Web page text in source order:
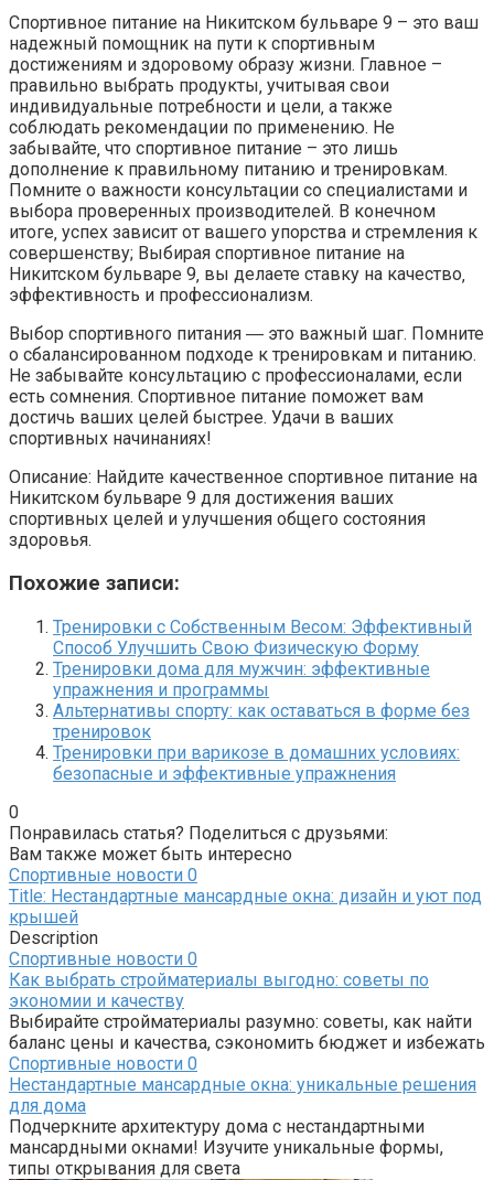
Спортивное питание на Никитском бульваре 9 – это ваш
надежный помощник на пути к спортивным
достижениям и здоровому образу жизни. Главное –
правильно выбрать продукты‚ учитывая свои
индивидуальные потребности и цели‚ а также
соблюдать рекомендации по применению. Не
забывайте‚ что спортивное питание – это лишь
дополнение к правильному питанию и тренировкам.
Помните о важности консультации со специалистами и
выбора проверенных производителей. В конечном
итоге‚ успех зависит от вашего упорства и стремления к
совершенству; Выбирая спортивное питание на
Никитском бульваре 9‚ вы делаете ставку на качество‚
эффективность и профессионализм.
Выбор спортивного питания ― это важный шаг. Помните
о сбалансированном подходе к тренировкам и питанию.
Не забывайте консультацию с профессионалами‚ если
есть сомнения. Спортивное питание поможет вам
достичь ваших целей быстрее. Удачи в ваших
спортивных начинаниях!
Описание: Найдите качественное спортивное питание на
Никитском бульваре 9 для достижения ваших
спортивных целей и улучшения общего состояния
здоровья.
Похожие записи:
Тренировки с Собственным Весом: Эффективный
Способ Улучшить Свою Физическую Форму
Тренировки дома для мужчин: эффективные
упражнения и программы
Альтернативы спорту: как оставаться в форме без
тренировок
Тренировки при варикозе в домашних условиях:
безопасные и эффективные упражнения
0
Понравилась статья? Поделиться с друзьями:
Вам также может быть интересно
Спортивные новости 0
Title: Нестандартные мансардные окна: дизайн и уют под
крышей
Description
Спортивные новости 0
Как выбрать стройматериалы выгодно: советы по
экономии и качеству
Выбирайте стройматериалы разумно: советы, как найти
баланс цены и качества, сэкономить бюджет и избежать
Спортивные новости 0
Нестандартные мансардные окна: уникальные решения
для дома
Подчеркните архитектуру дома с нестандартными
мансардными окнами! Изучите уникальные формы,
типы открывания для света